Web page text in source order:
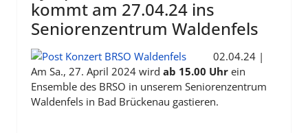
kommt am 27.04.24 ins
Seniorenzentrum Waldenfels
02.04.24 |
Am Sa., 27. April 2024 wird ab 15.00 Uhr ein
Ensemble des BRSO in unserem Seniorenzentrum
Waldenfels in Bad Brückenau gastieren.